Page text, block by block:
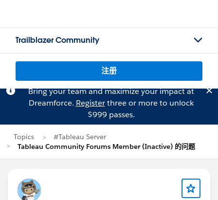
Trailblazer Community
注册
Bring your team and maximize your impact at
Dreamforce. Registerthree or more to unlock
$999 passes.
Topics
#Tableau Server
Tableau Community Forums Member (Inactive) 的问题